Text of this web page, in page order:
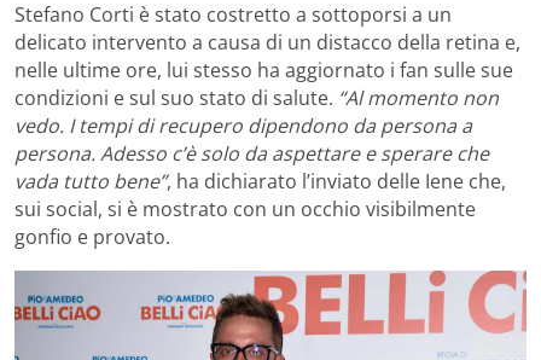
Stefano Corti è stato costretto a sottoporsi a un
delicato intervento a causa di un distacco della retina e,
nelle ultime ore, lui stesso ha aggiornato i fan sulle sue
condizioni e sul suo stato di salute. “Al momento non
vedo. I tempi di recupero dipendono da persona a
persona. Adesso c’è solo da aspettare e sperare che
vada tutto bene”, ha dichiarato l’inviato delle Iene che,
sui social, si è mostrato con un occhio visibilmente
gonfio e provato.